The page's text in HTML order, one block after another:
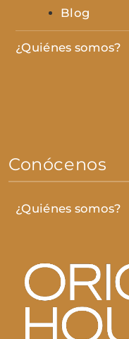
Blog
¿Quiénes somos?
Conócenos
¿Quiénes somos?